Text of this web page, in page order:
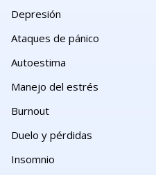
Depresión
Ataques de pánico
Autoestima
Manejo del estrés
Burnout
Duelo y pérdidas
Insomnio